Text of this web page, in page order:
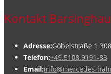
Kontakt
Adresse:Göbelstraße 1
Telefon:+49.5108.9191-83
Email:info@mercedes-